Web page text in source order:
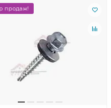
продаж!